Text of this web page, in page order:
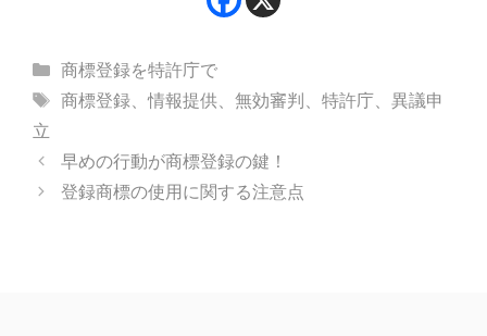
カ
テ
ー
商標登録を特許庁で
タ
商標登録、情報提供、 無効審判、 特許庁、 異議申
立
早めの行動が商標登録の鍵！
登録商標の使用に関する注意点